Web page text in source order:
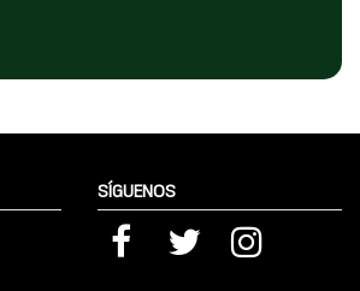
SÍGUENOS